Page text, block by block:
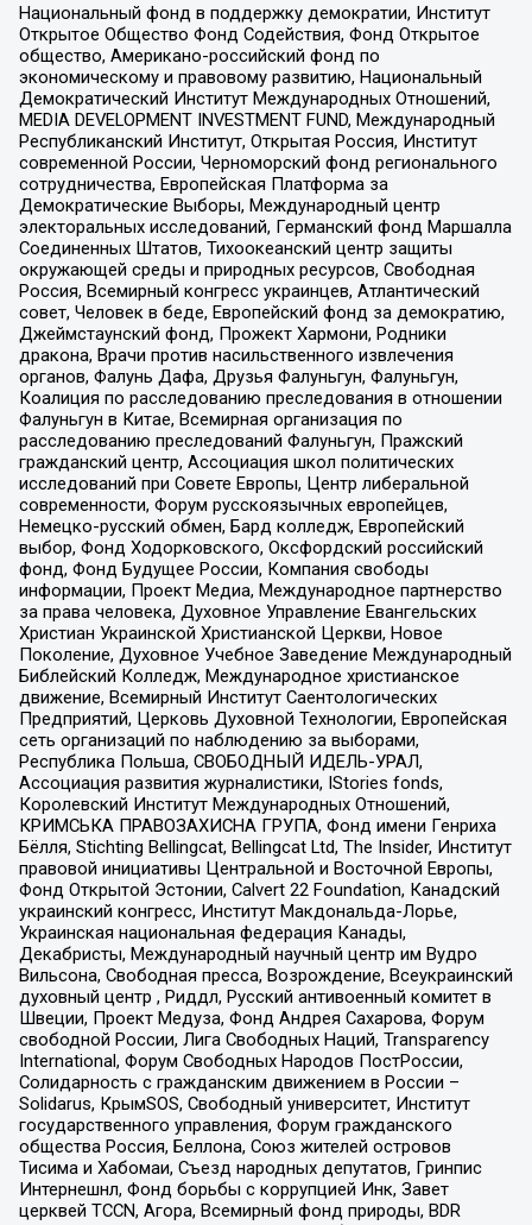
Национальный фонд в поддержку демократии, Институт
Открытое Общество Фонд Содействия, Фонд Открытое
общество, Американо-российский фонд по
экономическому и правовому развитию, Национальный
Демократический Институт Международных Отношений,
MEDIA DEVELOPMENT INVESTMENT FUND, Международный
Республиканский Институт, Открытая Россия, Институт
современной России, Черноморский фонд регионального
сотрудничества, Европейская Платформа за
Демократические Выборы, Международный центр
электоральных исследований, Германский фонд Маршалла
Соединенных Штатов, Тихоокеанский центр защиты
окружающей среды и природных ресурсов, Свободная
Россия, Всемирный конгресс украинцев, Атлантический
совет, Человек в беде, Европейский фонд за демократию,
Джеймстаунский фонд, Прожект Хармони, Родники
дракона, Врачи против насильственного извлечения
органов, Фалунь Дафа, Друзья Фалуньгун, Фалуньгун,
Коалиция по расследованию преследования в отношении
Фалуньгун в Китае, Всемирная организация по
расследованию преследований Фалуньгун, Пражский
гражданский центр, Ассоциация школ политических
исследований при Совете Европы, Центр либеральной
современности, Форум русскоязычных европейцев,
Немецко-русский обмен, Бард колледж, Европейский
выбор, Фонд Ходорковского, Оксфордский российский
фонд, Фонд Будущее России, Компания свободы
информации, Проект Медиа, Международное партнерство
за права человека, Духовное Управление Евангельских
Христиан Украинской Христианской Церкви, Новое
Поколение, Духовное Учебное Заведение Международный
Библейский Колледж, Международное христианское
движение, Всемирный Институт Саентологических
Предприятий, Церковь Духовной Технологии, Европейская
сеть организаций по наблюдению за выборами,
Республика Польша, СВОБОДНЫЙ ИДЕЛЬ-УРАЛ,
Ассоциация развития журналистики, IStories fonds,
Королевский Институт Международных Отношений,
КРИМСЬКА ПРАВОЗАХИСНА ГРУПА, Фонд имени Генриха
Бёлля, Stichting Bellingcat, Bellingcat Ltd, The Insider, Институт
правовой инициативы Центральной и Восточной Европы,
Фонд Открытой Эстонии, Calvert 22 Foundation, Канадский
украинский конгресс, Институт Макдональда-Лорье,
Украинская национальная федерация Канады,
Декабристы, Международный научный центр им Вудро
Вильсона, Свободная пресса, Возрождение, Всеукраинский
духовный центр , Риддл, Русский антивоенный комитет в
Швеции, Проект Медуза, Фонд Андрея Сахарова, Форум
свободной России, Лига Свободных Наций, Transparеncy
International, Форум Свободных Народов ПостРоссии,
Солидарность с гражданским движением в России –
Solidarus, КрымSOS, Свободный университет, Институт
государственного управления, Форум гражданского
общества Россия, Беллона, Союз жителей островов
Тисима и Хабомаи, Съезд народных депутатов, Гринпис
Интернешнл, Фонд борьбы с коррупцией Инк, Завет
церквей TCCN, Агора, Всемирный фонд природы, BDR